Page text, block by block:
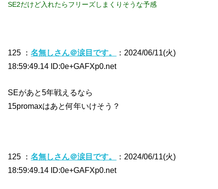
SE2だけど入れたらフリーズしまくりそうな予感
125 ：名無しさん＠涙目です。
：2024/06/11(火)
18:59:49.14 ID:0e+GAFXp0.net
SEがあと5年戦えるなら
15promaxはあと何年いけそう？
125 ：名無しさん＠涙目です。
：2024/06/11(火)
18:59:49.14 ID:0e+GAFXp0.net